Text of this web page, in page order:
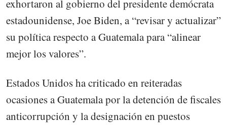
exhortaron al gobierno del presidente demócrata
estadounidense, Joe Biden, a “revisar y actualizar”
su política respecto a Guatemala para “alinear
mejor los valores”.
Estados Unidos ha criticado en reiteradas
ocasiones a Guatemala por la detención de fiscales
anticorrupción y la designación en puestos